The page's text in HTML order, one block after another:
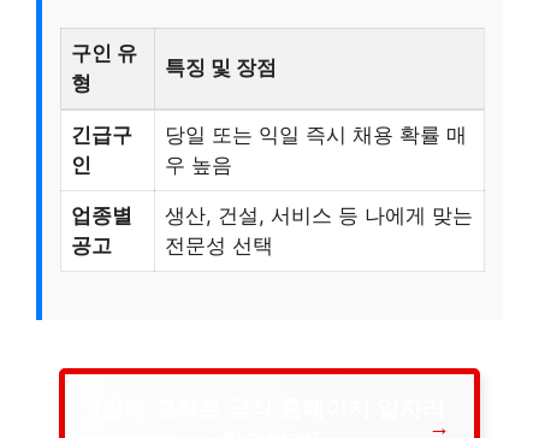
구인 유
형
특징 및 장점
긴급구
인
당일 또는 익일 즉시 채용 확률 매
우 높음
업종별
공고
생산, 건설, 서비스 등 나에게 맞는
전문성 선택